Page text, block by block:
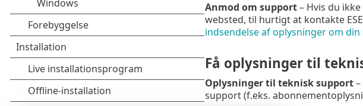
Anmod om support– Hvis du
websted, til hurtigt at kontakte
indsendelse af oplysninger om
Få oplysninger til
Oplysninger til teknisk support–
support (f.eks.